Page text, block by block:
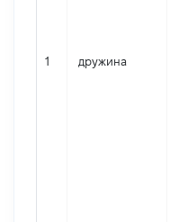
1 дружина